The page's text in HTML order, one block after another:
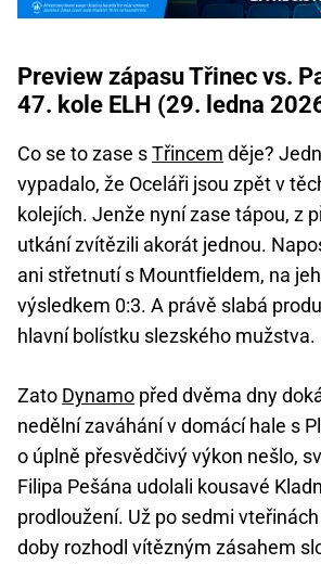
Preview zápasu Třinec vs.
47. kole ELH (29. ledna
Co se to zase sTřincem děje?
vypadalo, že Oceláři jsou zpět v
kolejích. Jenže nyní zase tápou, z
utkání zvítězili akorát jednou.
ani střetnutí s Mountfieldem, na
výsledkem 0:3. A právě slabá
hlavní bolístku slezského mužstva.
Zato Dynamo před dvěma dny
nedělní zaváhání v domácí hale s
o úplně přesvědčivý výkon nešlo,
Filipa Pešána udolali kousavé
prodloužení. Už po sedmi
doby rozhodl vítězným zásahem